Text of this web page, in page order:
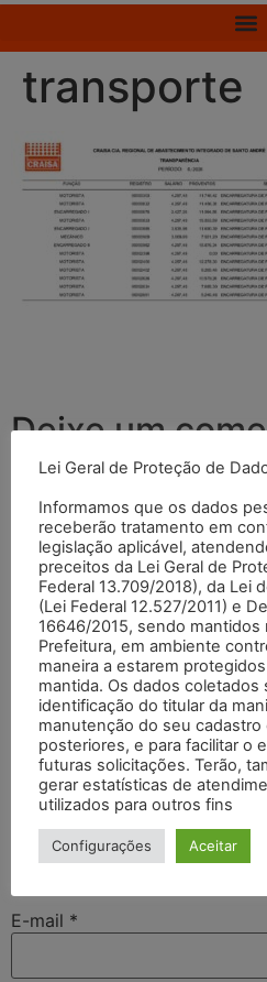
transporte
Deixe um
O seu endereço de e-mail não
obrigatórios são marcados
Comentário *
Nome*
E-mail *
Lei Geral de Proteção de
Informamos que os dados
receberão tratamento em
legislação aplicável,
preceitos da Lei Geral de
Federal 13.709/2018), da Lei
(Lei Federal 12.527/2011) e
16646/2015, sendo
Prefeitura, em ambiente
maneira a estarem
mantida. Os dados coletados
identificação do titular da
manutenção do seu
posteriores, e para facilitar o
futuras solicitações. Terão,
gerar estatísticas de
utilizados para outros fins
Configurações Aceitar